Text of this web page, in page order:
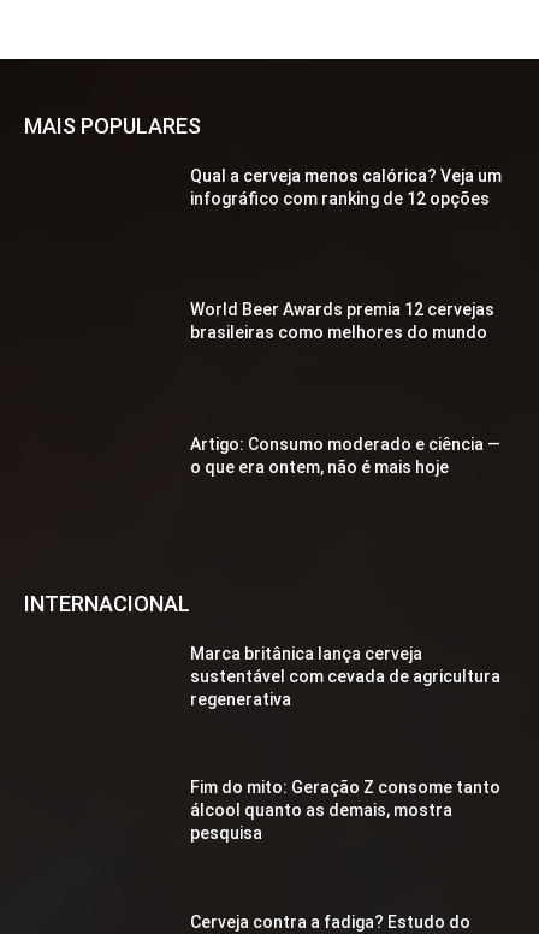
MAIS POPULARES
Qual a cerveja menos calórica? Veja um
infográfico com ranking de 12 opções
World Beer Awards premia 12 cervejas
brasileiras como melhores do mundo
Artigo: Consumo moderado e ciência —
o que era ontem, não é mais hoje
INTERNACIONAL
Marca britânica lança cerveja
sustentável com cevada de agricultura
regenerativa
Fim do mito: Geração Z consome tanto
álcool quanto as demais, mostra
pesquisa
Cerveja contra a fadiga? Estudo do